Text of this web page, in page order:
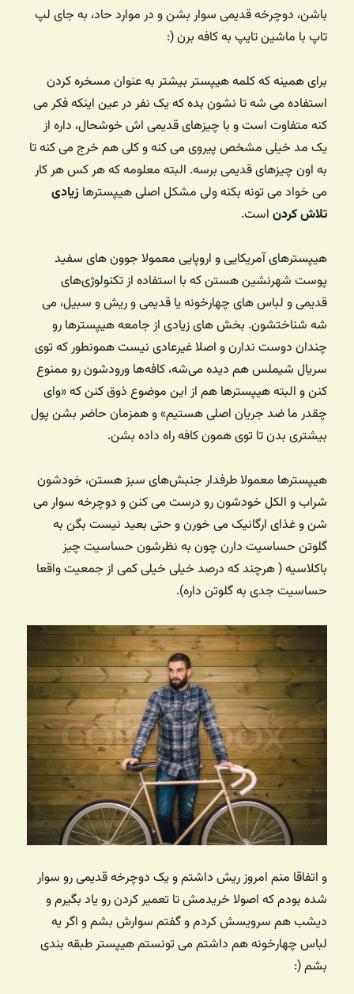
باشن، دوچرخه قدیمی سوار بشن و در موارد حاد، به جای لپ
تاپ با ماشین تایپ به کافه برن (:
برای همینه که کلمه هیپستر بیشتر به عنوان مسخره کردن
استفاده می شه تا نشون بده که یک نفر در عین اینکه فکر می
کنه متفاوت است و با چیزهای قدیمی اش خوشحال، داره از
یک مد خیلی مشخص پیروی می کنه و کلی هم خرج می کنه تا
به اون چیزهای قدیمی برسه. البته معلومه که هر کس هر کار
می خواد می تونه بکنه ولی مشکل اصلی هیپسترهازیادی
تلاش کردن ‌ است.
هیپسترهای آمریکایی و اروپایی معمولا جوون های سفید
پوست شهرنشین هستن که با استفاده از تکنولوژی‌های
قدیمی و لباس های چهارخونه یا قدیمی و ریش و سبیل، می
شه شناختشون. بخش های زیادی از جامعه هیپسترها رو
چندان دوست ندارن و اصلا غیرعادی نیست همونطور که توی
سریال شیملس هم دیده می‌شه، کافه‌ها ورودشون رو ممنوع
کنن و البته هیپسترها هم از این موضوع ذوق کنن که «وای
چقدر ما ضد جریان اصلی هستیم» و همزمان حاضر بشن پول
بیشتری بدن تا توی همون کافه راه داده بشن.
هیپسترها معمولا طرفدار جنبش‌های سبز هستن، خودشون
شراب و الکل خودشون رو درست می کنن و دوچرخه سوار می
شن و غذای ارگانیک می خورن و حتی بعید نیست بگن به
گلوتن حساسیت دارن چون به نظرشون حساسیت چیز
باکلاسیه ( هرچند که درصد خیلی خیلی کمی از جمعیت واقعا
حساسیت جدی به گلوتن داره).
و اتفاقا منم امروز ریش داشتم و یک دوچرخه قدیمی رو سوار
شده بودم که اصولا خریدمش تا تعمیر کردن رو یاد بگیرم و
دیشب هم سرویسش کردم و گفتم سوارش بشم و اگر یه
لباس چهارخونه هم داشتم می تونستم هیپستر طبقه بندی
بشم (: